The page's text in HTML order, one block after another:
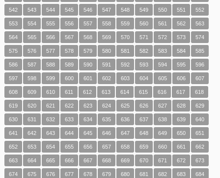
542 543 544 545 546 547 548 549 550 551 552
553 554 555 556 557 558 559 560 561 562 563
564 565 566 567 568 569 570 571 572 573 574
575 576 577 578 579 580 581 582 583 584 585
586 587 588 589 590 591 592 593 594 595 596
597 598 599 600 601 602 603 604 605 606 607
608 609 610 611 612 613 614 615 616 617 618
619 620 621 622 623 624 625 626 627 628 629
630 631 632 633 634 635 636 637 638 639 640
641 642 643 644 645 646 647 648 649 650 651
652 653 654 655 656 657 658 659 660 661 662
663 664 665 666 667 668 669 670 671 672 673
674 675 676 677 678 679 680 681 682 683 684